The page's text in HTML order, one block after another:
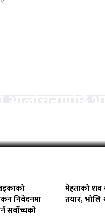
: ‘कहिलेकाहीँ
निवेदनमा
सर्वोच्चको
मेहताको शव
तयार, भोलि